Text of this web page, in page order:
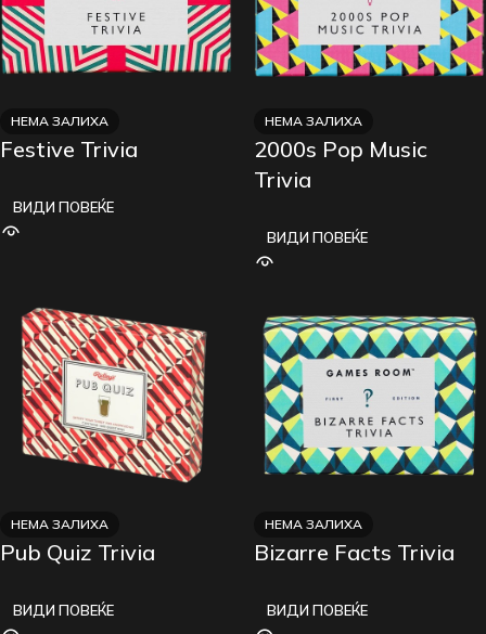
НЕМА ЗАЛИХА
Festive Trivia
ВИДИ ПОВЕЌЕ
НЕМА ЗАЛИХА
2000s Pop Music
Trivia
ВИДИ ПОВЕЌЕ
НЕМА ЗАЛИХА
Pub Quiz Trivia
ВИДИ ПОВЕЌЕ
НЕМА ЗАЛИХА
Bizarre Facts Trivia
ВИДИ ПОВЕЌЕ